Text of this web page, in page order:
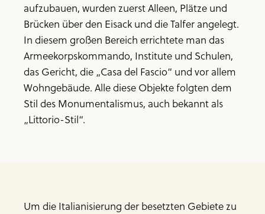
aufzubauen, wurden zuerst Alleen, Plätze und
Brücken über den Eisack und die Talfer angelegt.
In diesem großen Bereich errichtete man das
Armeekorpskommando, Institute und Schulen,
das Gericht, die „Casa del Fascio“ und vor allem
Wohngebäude. Alle diese Objekte folgten dem
Stil des Monumentalismus, auch bekannt als
„Littorio-Stil“.
Um die Italianisierung der besetzten Gebiete zu